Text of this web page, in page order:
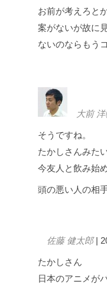
お前が考えろと
案がないが故に
ないのならもう
大前
そうですね。
たかしさんみた
今友人と飲み始
頭の悪い人の相
佐藤 健太郎|
たかしさん
日本のアニメが